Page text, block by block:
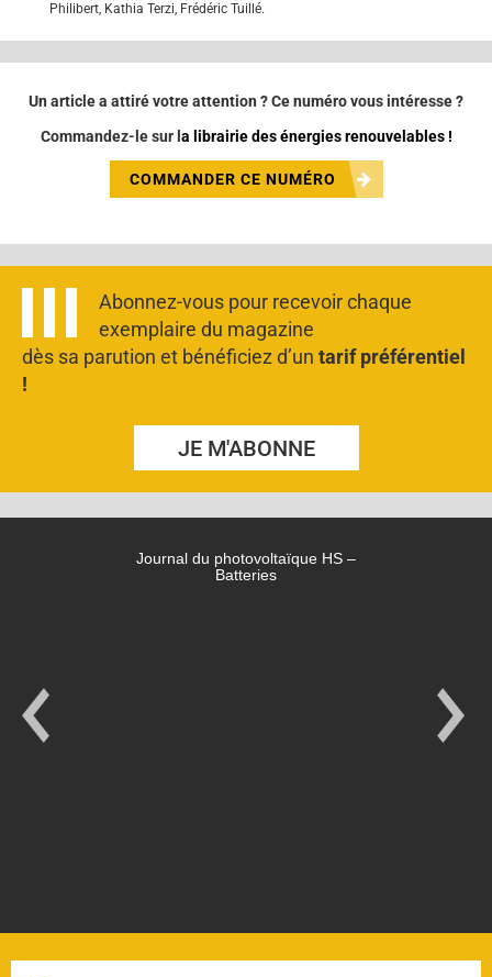
Philibert, Kathia Terzi, Frédéric Tuillé.
Un article a attiré votre attention ?Ce numéro vous intéresse ?
Commandez-le sur l a librairie des énergies renouvelables!
COMMANDER CE NUMÉRO
Abonnez-vous pour recevoir chaque
exemplaire du magazine
dès sa parution et bénéficiez d’un tarif préférentiel
!
JE M'ABONNE
Journal du photovoltaïque HS –
Batteries